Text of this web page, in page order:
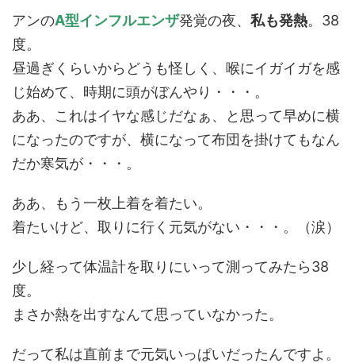
アンのA型インフルエンザ発覚の夜、 私も発熱。38
度。
昼過ぎくらいからどうも怪しく、喉にイガイガを感
じ始めて、時期に頭がぼんやり・・・。
ああ、これはイヤな感じだなぁ、と思って早めに横
になったのですが、横になって布団を掛けてもなん
だか寒気が・・・。
ああ、もう一枚上着を着たい。
着たいけど、取りに行く元気がない・・・。（涙）
少し経って体温計を取りにいって測ってみたら38
度。
まさか熱を出すなんて思っていなかった。
だって私は直前まで元気いっぱいだったんですよ。